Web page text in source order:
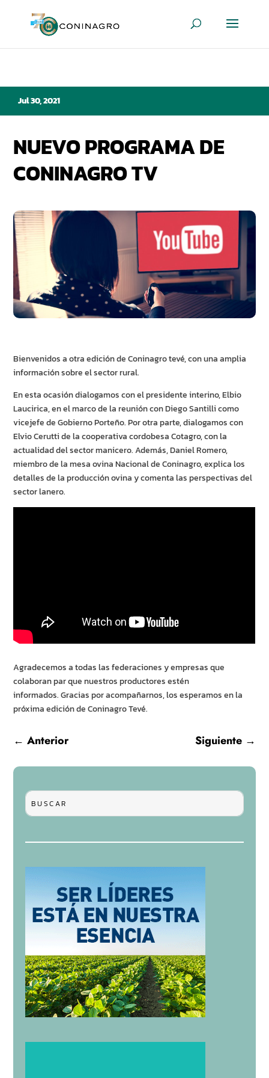
Jul 30, 2021
NUEVO PROGRAMA DE
CONINAGRO TV
Bienvenidos a otra edición de Coninagro tevé, con una amplia
información sobre el sector rural.
En esta ocasión dialogamos con el presidente interino, Elbio
Laucirica, en el marco de la reunión con Diego Santilli como
vicejefe de Gobierno Porteño. Por otra parte, dialogamos con
Elvio Cerutti de la cooperativa cordobesa Cotagro, con la
actualidad del sector manicero. Además, Daniel Romero,
miembro de la mesa ovina Nacional de Coninagro, explica los
detalles de la producción ovina y comenta las perspectivas del
sector lanero.
Agradecemos a todas las federaciones y empresas que
colaboran par que nuestros productores estén
informados. Gracias por acompañarnos, los esperamos en la
próxima edición de Coninagro Tevé.
←Anterior Siguiente→